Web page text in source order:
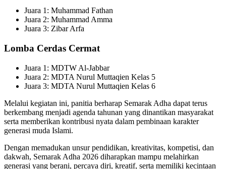
Juara 1: Muhammad Fathan
Juara 2: Muhammad Amma
Juara 3: Zibar Arfa
Lomba Cerdas Cermat
Juara 1: MDTW Al-Jabbar
Juara 2: MDTA Nurul Muttaqien Kelas 5
Juara 3: MDTA Nurul Muttaqien Kelas 6
Melalui kegiatan ini, panitia berharap Semarak Adha dapat terus
berkembang menjadi agenda tahunan yang dinantikan masyarakat
serta memberikan kontribusi nyata dalam pembinaan karakter
generasi muda Islami.
Dengan memadukan unsur pendidikan, kreativitas, kompetisi, dan
dakwah, Semarak Adha 2026 diharapkan mampu melahirkan
generasi yang berani, percaya diri, kreatif, serta memiliki kecintaan